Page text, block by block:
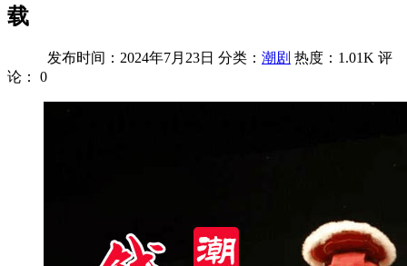
载
发布时间：2024年7月23日 分类： 潮剧 热度：1.01K 评
论：
0